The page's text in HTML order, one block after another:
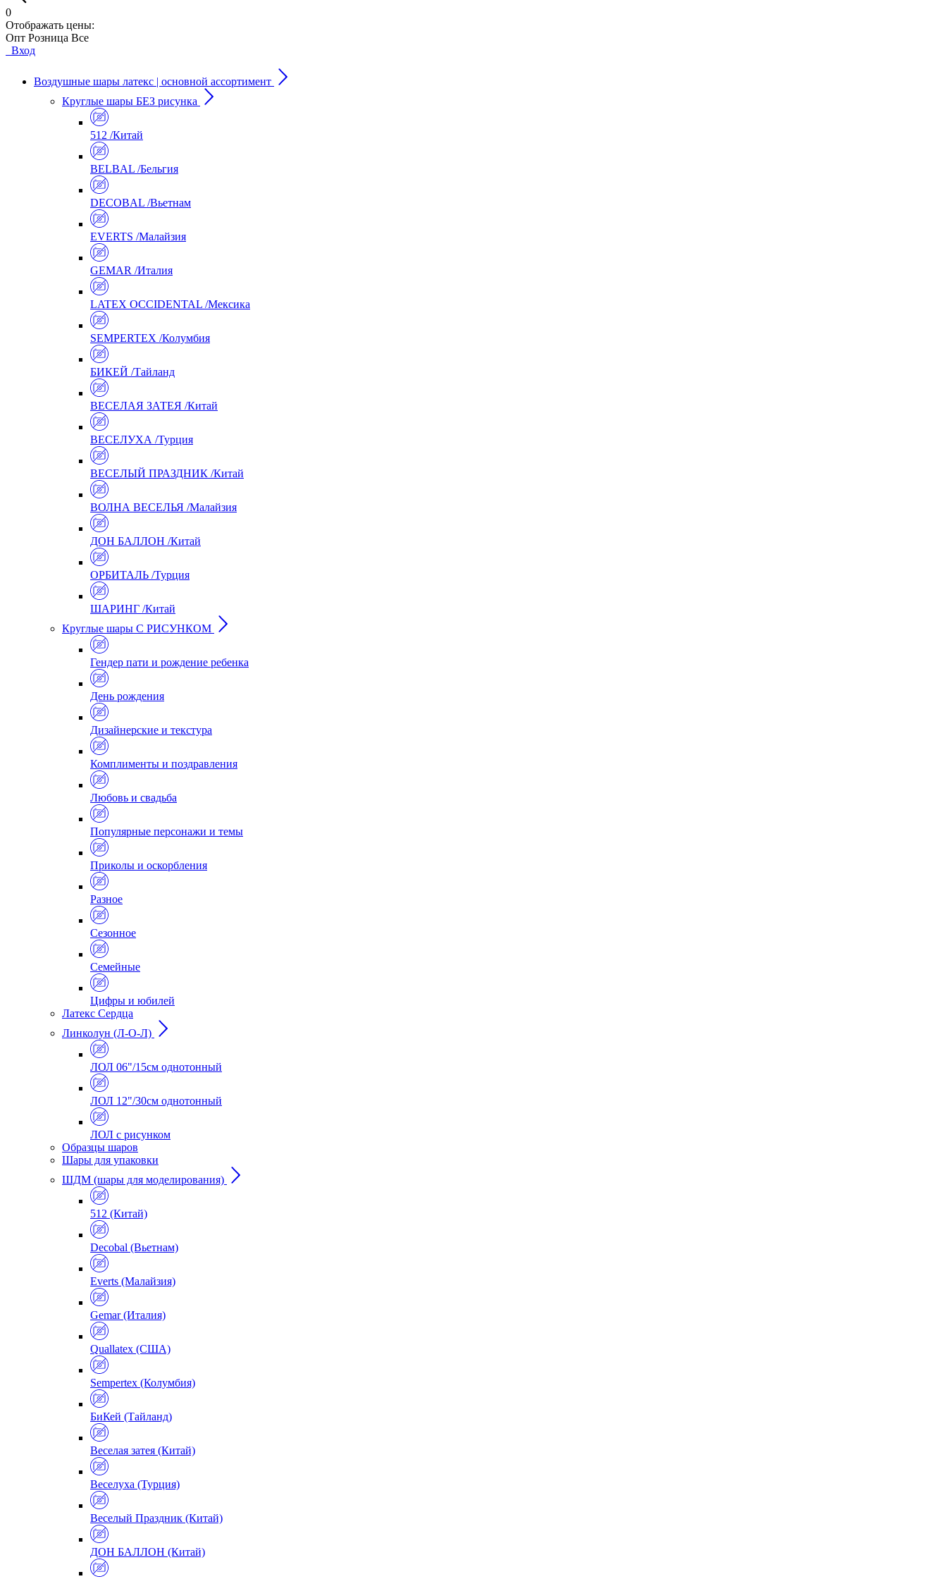
0
Отображать цены:
Опт Розница Все
Вход
Воздушные шары латекс | основной ассортимент
Круглые шары БЕЗ рисунка
512 /Китай
BELBAL /Бельгия
DECOBAL /Вьетнам
EVERTS /Малайзия
GEMAR /Италия
LATEX OCCIDENTAL /Мексика
SEMPERTEX /Колумбия
БИКЕЙ /Тайланд
ВЕСЕЛАЯ ЗАТЕЯ /Китай
ВЕСЕЛУХА /Турция
ВЕСЕЛЫЙ ПРАЗДНИК /Китай
ВОЛНА ВЕСЕЛЬЯ /Малайзия
ДОН БАЛЛОН /Китай
ОРБИТАЛЬ /Турция
ШАРИНГ /Китай
Круглые шары С РИСУНКОМ
Гендер пати и рождение ребенка
День рождения
Дизайнерские и текстура
Комплименты и поздравления
Любовь и свадьба
Популярные персонажи и темы
Приколы и оскорбления
Разное
Сезонное
Семейные
Цифры и юбилей
Латекс Сердца
Линколун (Л-О-Л)
ЛОЛ 06"/15см однотонный
ЛОЛ 12"/30см однотонный
ЛОЛ с рисунком
Образцы шаров
Шары для упаковки
ШДМ (шары для моделирования)
512 (Китай)
Decobal (Вьетнам)
Everts (Малайзия)
Gemar (Италия)
Quallatex (США)
Sempertex (Колумбия)
БиКей (Тайланд)
Веселая затея (Китай)
Веселуха (Турция)
Веселый Праздник (Китай)
ДОН БАЛЛОН (Китай)